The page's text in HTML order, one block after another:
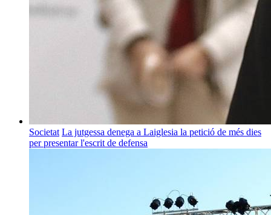
Societat La jutgessa denega a Laiglesia la petició de més dies
per presentar l'escrit de defensa